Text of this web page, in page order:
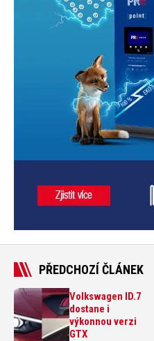
PŘEDCHOZÍ ČLÁNEK
Volkswagen ID.7
dostane i
výkonnou verzi
GTX